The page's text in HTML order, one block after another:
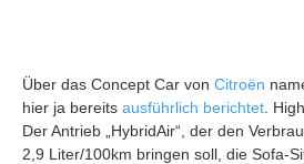
Über das Concept Car von Citroën
hier ja bereits ausführlich berichtet .
Der Antrieb „HybridAir“, der den
2,9 Liter/100km bringen soll, die Sofa-